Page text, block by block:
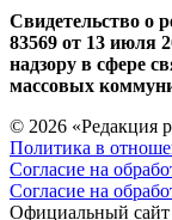
Свидетельство
83569 от 13 июля
надзору в сфере
массовых
© 2026 «Редакция
Политика в
Согласие на
Согласие на
Официальный сайт